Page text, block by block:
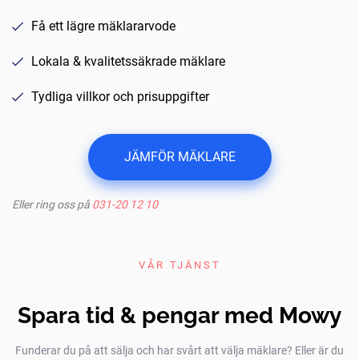
Få ett lägre mäklararvode
Lokala & kvalitetssäkrade mäklare
Tydliga villkor och prisuppgifter
JÄMFÖR MÄKLARE
Eller ring oss på 031-20 12 10
VÅR TJÄNST
Spara tid & pengar med Mowy
Funderar du på att sälja och har svårt att välja mäklare? Eller är du